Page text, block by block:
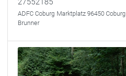
ADFC Coburg Marktplatz 96450 Coburg
Brunner